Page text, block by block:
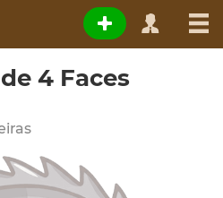
4 Faces